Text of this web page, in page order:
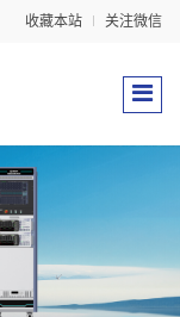
收藏本站 关注微信